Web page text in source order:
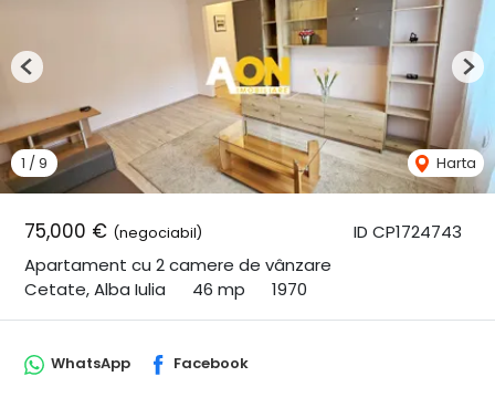
ID CP1724743
75,000 € (negociabil)
Apartament cu 2 camere de vânzare
Cetate, Alba Iulia
46 mp 1970
1 / 9 Harta
Previous
WhatsApp Facebook